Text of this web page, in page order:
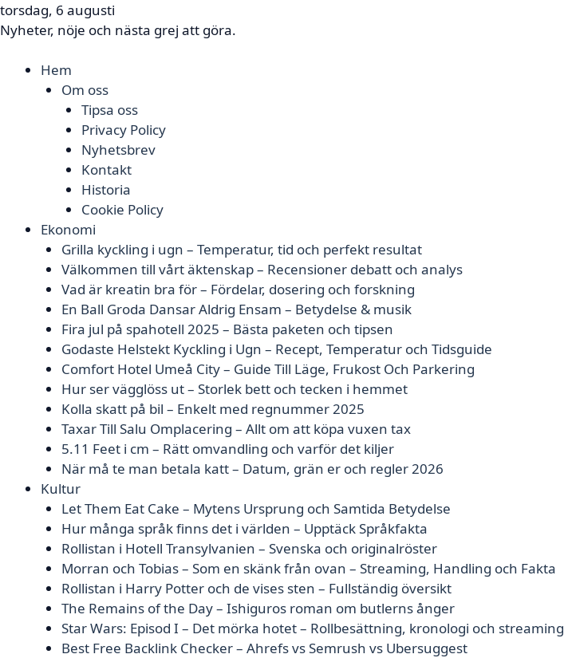
torsdag, 6 augusti
Nyheter, nöje och nästa grej att göra.
Hem
Om oss
Tipsa oss
Privacy Policy
Nyhetsbrev
Kontakt
Historia
Cookie Policy
Ekonomi
Grilla kyckling i ugn – Temperatur, tid och perfekt resultat
Välkommen till vårt äktenskap – Recensioner debatt och analys
Vad är kreatin bra för – Fördelar, dosering och forskning
En Ball Groda Dansar Aldrig Ensam – Betydelse & musik
Fira jul på spahotell 2025 – Bästa paketen och tipsen
Godaste Helstekt Kyckling i Ugn – Recept, Temperatur och Tidsguide
Comfort Hotel Umeå City – Guide Till Läge, Frukost Och Parkering
Hur ser vägglöss ut – Storlek bett och tecken i hemmet
Kolla skatt på bil – Enkelt med regnummer 2025
Taxar Till Salu Omplacering – Allt om att köpa vuxen tax
5.11 Feet i cm – Rätt omvandling och varför det kiljer
När må te man betala katt – Datum, grän er och regler 2026
Kultur
Let Them Eat Cake – Mytens Ursprung och Samtida Betydelse
Hur många språk finns det i världen – Upptäck Språkfakta
Rollistan i Hotell Transylvanien – Svenska och originalröster
Morran och Tobias – Som en skänk från ovan – Streaming, Handling och Fakta
Rollistan i Harry Potter och de vises sten – Fullständig översikt
The Remains of the Day – Ishiguros roman om butlerns ånger
Star Wars: Episod I – Det mörka hotet – Rollbesättning, kronologi och streaming
Best Free Backlink Checker – Ahrefs vs Semrush vs Ubersuggest